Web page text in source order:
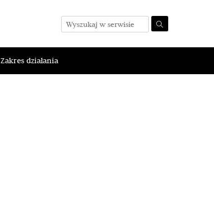
Zakres działania